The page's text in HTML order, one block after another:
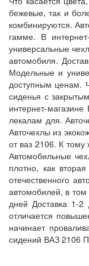
бежевые, так и
комбинируются.
гамме. В
универсальные
автомобиля.
Модельные и
доступным ценам.
сиденья с
интернет-
лекалам для.
Авточехлы из
от ваз 2106. К
Автомобильные
плотно, как
отечественного
автомобилей, в
дней Доставка 1-
отличается
начинает
сидений ВАЗ 2106